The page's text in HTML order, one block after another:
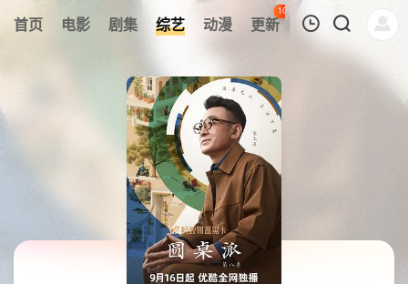
首页 电影 剧集 综艺 动漫 更新
105
热榜 APP
我的观影记录
暂无观看影片的记录